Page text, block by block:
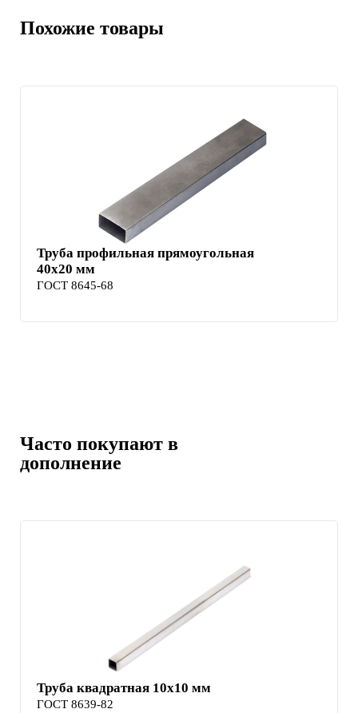
Похожие товары
Труба профильная прямоугольная
40х20 мм
ГОСТ 8645-68
Часто покупают в
дополнение
Труба квадратная 10х10 мм
ГОСТ 8639-82